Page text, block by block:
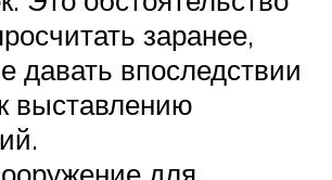
заранее,
давать впоследствии
выставлению